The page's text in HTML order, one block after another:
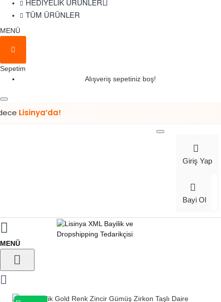
HEDIYELIK ÜRÜNLER
TÜM ÜRÜNLER
MENÜ
Sepetim
Alışveriş sepetiniz boş!
Giriş Yap
Bayi Ol